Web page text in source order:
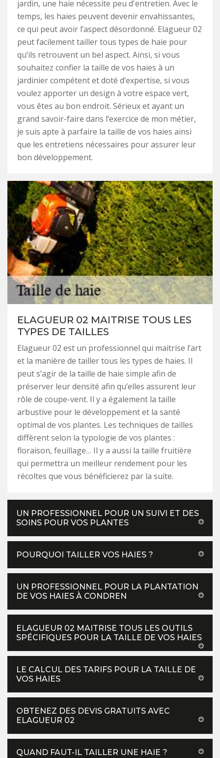
jardin, une haie nécessite peu d'entretien. Avec le
temps, les haies peuvent devenir envahissantes,
ce qui peut avoir l’aspect désordonné. Elagueur 02
peut facilement tailler tous types de haie pour
qu’ils retrouvent un bel aspect. Ainsi, si vous
souhaitez confier la taille de vos haies à un
jardinier compétent et doté d’expertise, si vous
voulez apporter un design à votre espace vert,
vous êtes au bon endroit. Sérieux et ayant un
grand savoir-faire dans l’exercice de mon métier,
je suis apte à parfaire la taille de vos haies ainsi
que les entretiens nécessaires pour assurer leur
bon développement.
ELAGUEUR 02 MAITRISE TOUS LES
TYPES DE TAILLES
Elagueur 02 est un professionnel qui maitrise l’art
et la manière de tailler tous les types de haies. Il
peut s’agir de la taille de haie simple afin de
préserver leur densité afin qu’elles assurent leur
rôle de coupe-vent. Il y a également la taille
arbustive pour le développement et la santé
optimal de vos plantes. Les techniques de tailles
diffèrent selon la typologie de vos plantes :
floraison, feuillage… Il y a aussi la taille fruitière
qui permettra un meilleur rendement pour les
récoltes que vous bénéficierez par la suite.
UN PROFESSIONNEL POUR UN SUIVI ET DES
SOINS POUR VOS PLANTES
POURQUOI TAILLER VOS HAIES ?
UN PROFESSIONNEL POUR LA PLANTATION
DE VOS HAIES À CONDREN
ELAGUEUR 02 MAITRISE TOUS LES OUTILS
SPÉCIFIQUES POUR LA TAILLE DE VOS HAIES
LE CALCUL DES TARIFS POUR LA TAILLE DE
VOS HAIES
OBTENEZ DES DEVIS GRATUITS AVEC
ELAGUEUR 02
QUAND FAUT-IL TAILLER UNE HAIE ?